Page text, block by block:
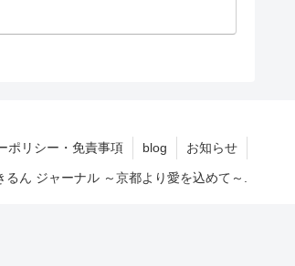
ポリシー・免責事項 blog お知らせ
るん ジャーナル ～京都より愛を込めて～.